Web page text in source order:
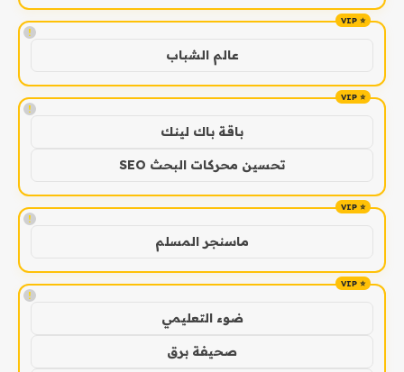
!
عالم الشباب
!
باقة باك لينك
تحسين محركات البحث SEO
!
ماسنجر المسلم
!
ضوء التعليمي
صحيفة برق